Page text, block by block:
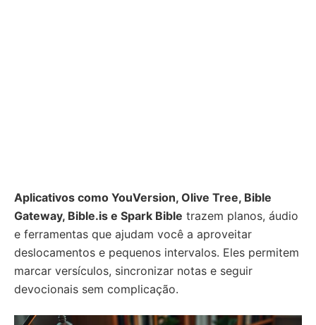
Aplicativos como YouVersion, Olive Tree, Bible
Gateway, Bible.is e Spark Bible trazem planos, áudio
e ferramentas que ajudam você a aproveitar
deslocamentos e pequenos intervalos. Eles permitem
marcar versículos, sincronizar notas e seguir
devocionais sem complicação.